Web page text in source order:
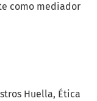
Huella Ética
como mediador